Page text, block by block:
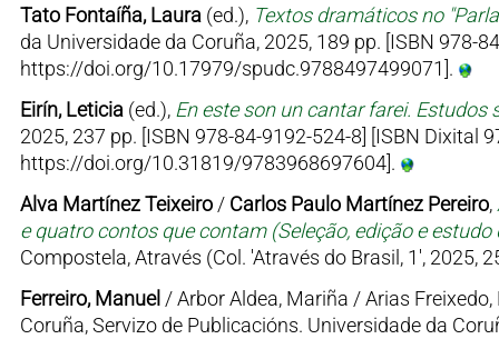
Tato Fontaíña, Laura (ed.), Textos dramáticos no
da Universidade da Coruña, 2025, 189 pp. [ISBN 978-
https://doi.org/10.17979/spudc.9788497499071].
Eirín, Leticia (ed.), En este son un cantar farei.
2025, 237 pp. [ISBN 978-84-9192-524-8] [ISBN Dixital
https://doi.org/10.31819/9783968697604].
Alva Martínez Teixeiro/ Carlos Paulo Martínez Pereiro,
e quatro contos que contam (Seleção, edição e
Compostela, Através (Col. 'Através do Brasil, 1', 2025,
Ferreiro, Manuel / Arbor Aldea, Mariña / Arias
Coruña, Servizo de Publicacións. Universidade da